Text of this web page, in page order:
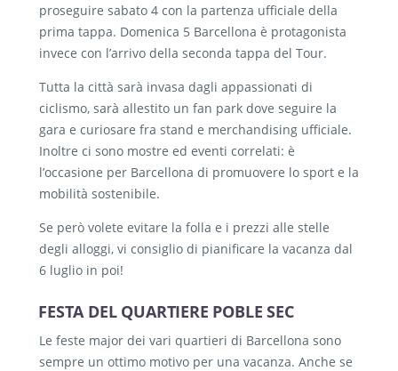
proseguire sabato 4 con la partenza ufficiale della
prima tappa. Domenica 5 Barcellona è protagonista
invece con l’arrivo della seconda tappa del Tour.
Tutta la città sarà invasa dagli appassionati di
ciclismo, sarà allestito un fan park dove seguire la
gara e curiosare fra stand e merchandising ufficiale.
Inoltre ci sono mostre ed eventi correlati: è
l’occasione per Barcellona di promuovere lo sport e la
mobilità sostenibile.
Se però volete evitare la folla e i prezzi alle stelle
degli alloggi, vi consiglio di pianificare la vacanza dal
6 luglio in poi!
FESTA DEL QUARTIERE POBLE SEC
Le feste major dei vari quartieri di Barcellona sono
sempre un ottimo motivo per una vacanza. Anche se